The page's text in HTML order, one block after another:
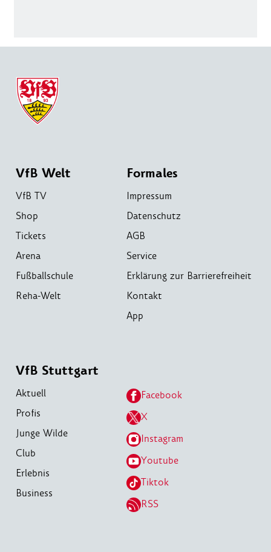
VfB Welt
VfB TV
Shop
Tickets
Arena
Fußballschule
Reha-Welt
Formales
Impressum
Datenschutz
AGB
Service
Erklärung zur Barrierefreiheit
Kontakt
App
VfB Stuttgart
Aktuell
Profis
Junge Wilde
Club
Erlebnis
Business
Facebook
X
Instagram
Youtube
Tiktok
RSS